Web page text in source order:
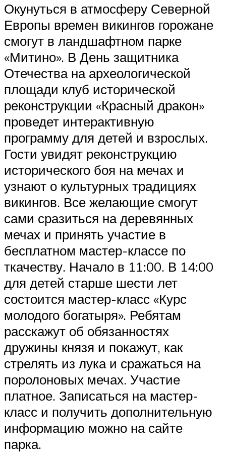
Окунуться в атмосферу Северной
Европы времен викингов горожане
смогут в ландшафтном парке
«Митино». В День защитника
Отечества на археологической
площади клуб исторической
реконструкции «Красный дракон»
проведет интерактивную
программу для детей и взрослых.
Гости увидят реконструкцию
исторического боя на мечах и
узнают о культурных традициях
викингов. Все желающие смогут
сами сразиться на деревянных
мечах и принять участие в
бесплатном мастер-классе по
ткачеству. Начало в 11:00. В 14:00
для детей старше шести лет
состоится мастер-класс «Курс
молодого богатыря». Ребятам
расскажут об обязанностях
дружины князя и покажут, как
стрелять из лука и сражаться на
поролоновых мечах. Участие
платное. Записаться на мастер-
класс и получить дополнительную
информацию можно на сайте
парка.